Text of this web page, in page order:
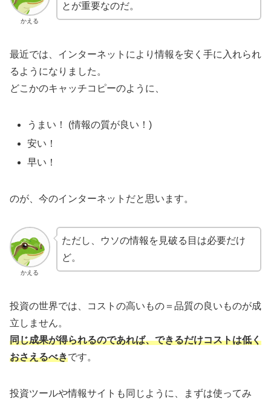
かえる
とが重要なのだ。
最近では、インターネットにより情報を安く手に入れられ
るようになりました。
どこかのキャッチコピーのように、
うまい！ (情報の質が良い！)
安い！
早い！
のが、今のインターネットだと思います。
かえる
ただし、ウソの情報を見破る目は必要だけ
ど。
投資の世界では、コストの高いもの＝品質の良いものが成
立しません。
同じ成果が得られるのであれば、できるだけコストは低く
おさえるべきです。
投資ツールや情報サイトも同じように、まずは使ってみ